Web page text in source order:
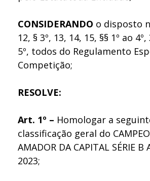
CONSIDERANDO o disposto
12, § 3º, 13, 14, 15, §§ 1º ao 4º,
5º, todos do Regulamento
Competição;
RESOLVE:
Art. 1º – Homologar a
classificação geral do
AMADOR DA CAPITAL SÉRIE B
2023;